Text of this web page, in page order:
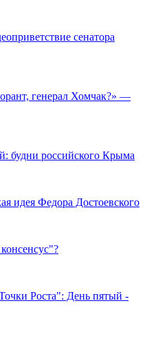
сенатора
генерал Хомчак?» —
будни российского Крыма
идея Федора Достоевского
Роста": День пятый -